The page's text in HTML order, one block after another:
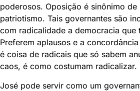
poderosos. Oposição é sinônimo
patriotismo. Tais governantes são
com radicalidade a democracia que
Preferem aplausos e a
é coisa de radicais que só sabem
caos, é como costumam radicalizar.
José pode servir como um